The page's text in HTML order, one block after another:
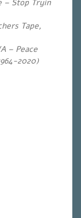
– Stop Tryin
Tape,
– Peace
2020)